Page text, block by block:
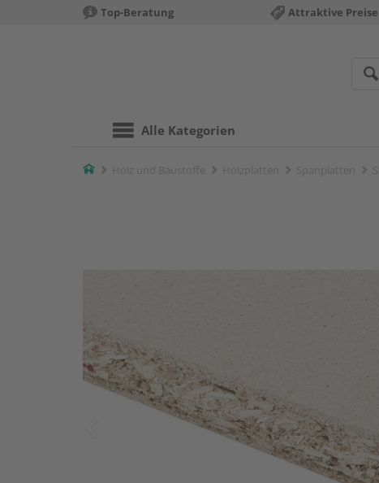
Top-Beratung Attraktive Preise
Alle Kategorien
Home